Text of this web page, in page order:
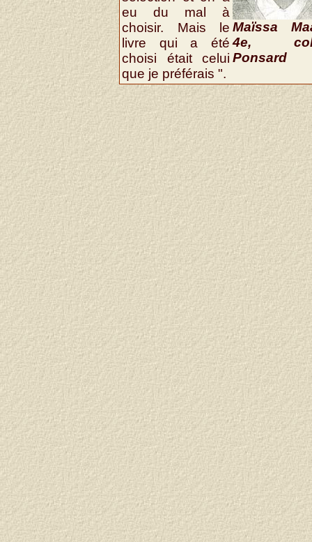
eu du mal à
choisir. Mais le
livre qui a été
choisi était celui
que je préférais ".
Maïssa
4e,
Ponsard